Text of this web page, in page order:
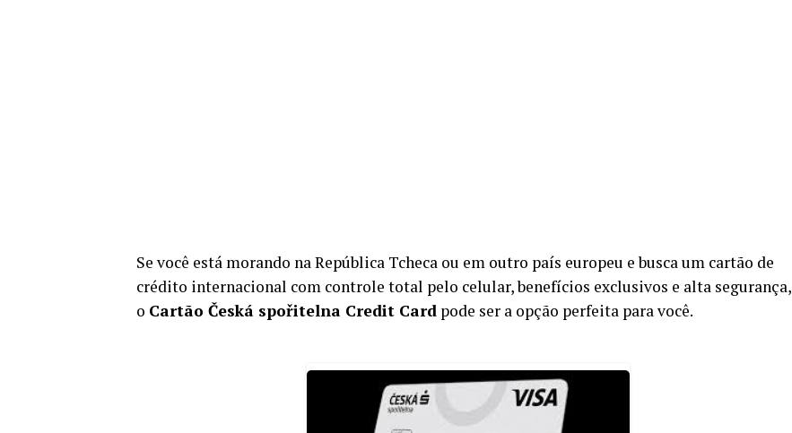
Se você está morando na República Tcheca ou em outro país europeu e busca um cartão de
crédito internacional com controle total pelo celular, benefícios exclusivos e alta segurança,
o Cartão Česká spořitelna Credit Card pode ser a opção perfeita para você.